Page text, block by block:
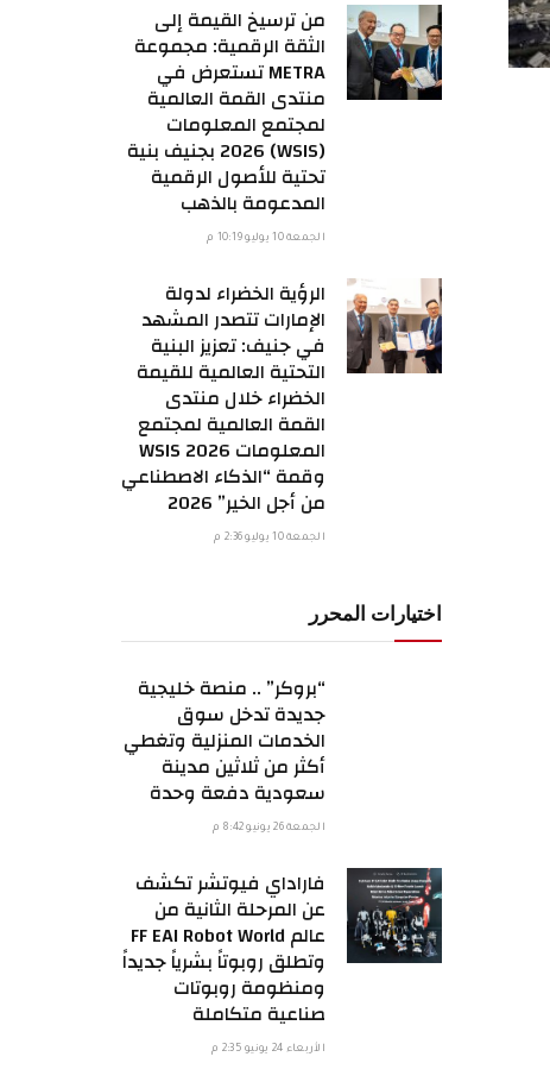
من ترسيخ القيمة إلى
الثقة الرقمية: مجموعة
METRA تستعرض في
منتدى القمة العالمية
لمجتمع المعلومات
(WSIS) 2026 بجنيف بنية
تحتية للأصول الرقمية
المدعومة بالذهب
الجمعة 10 يوليو 10:19 م
الرؤية الخضراء لدولة
الإمارات تتصدر المشهد
في جنيف: تعزيز البنية
التحتية العالمية للقيمة
الخضراء خلال منتدى
القمة العالمية لمجتمع
المعلومات WSIS 2026
وقمة “الذكاء الاصطناعي
من أجل الخير” 2026
الجمعة 10 يوليو 2:36 م
اختيارات المحرر
“بروكر” .. منصة خليجية
جديدة تدخل سوق
الخدمات المنزلية وتغطي
أكثر من ثلاثين مدينة
سعودية دفعة وحدة
الجمعة 26 يونيو 8:42 م
فاراداي فيوتشر تكشف
عن المرحلة الثانية من
عالم FF EAI Robot World
وتطلق روبوتاً بشرياً جديداً
ومنظومة روبوتات
صناعية متكاملة
الأربعاء 24 يونيو 2:35 م